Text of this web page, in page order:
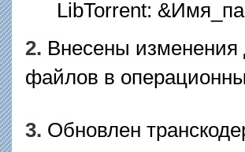
LibTorrent:
2. Внесены изменения
файлов в
3. Обновлен